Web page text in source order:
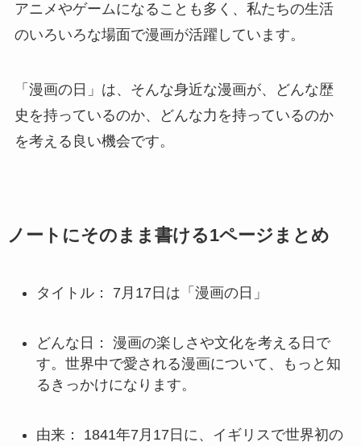
アニメやゲームになることも多く、私たちの生活
のいろいろな場面で漫画が活躍しています。
「漫画の日」は、そんな身近な漫画が、どんな歴
史を持っているのか、どんな力を持っているのか
を考える良い機会です。
ノートにそのまま書ける1ページまとめ
タイトル： 7月17日は「漫画の日」
どんな日： 漫画の楽しさや文化を考える日で
す。世界中で愛される漫画について、もっと知
るきっかけになります。
由来： 1841年7月17日に、イギリスで世界初の